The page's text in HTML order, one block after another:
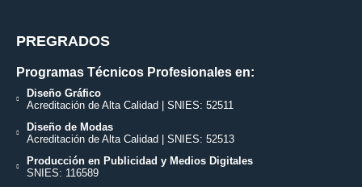
PREGRADOS
Programas Técnicos Profesionales en:
Diseño Gráfico
Acreditación de Alta Calidad | SNIES: 52511
Diseño de Modas
Acreditación de Alta Calidad | SNIES: 52513
Producción en Publicidad y Medios Digitales
SNIES: 116589